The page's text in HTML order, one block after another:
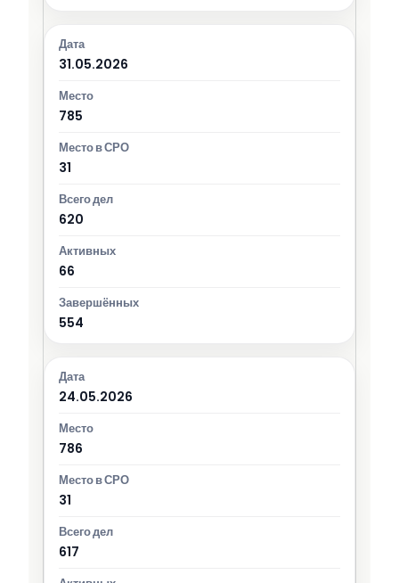
31.05.2026
785
31
620
66
554
24.05.2026
786
31
617